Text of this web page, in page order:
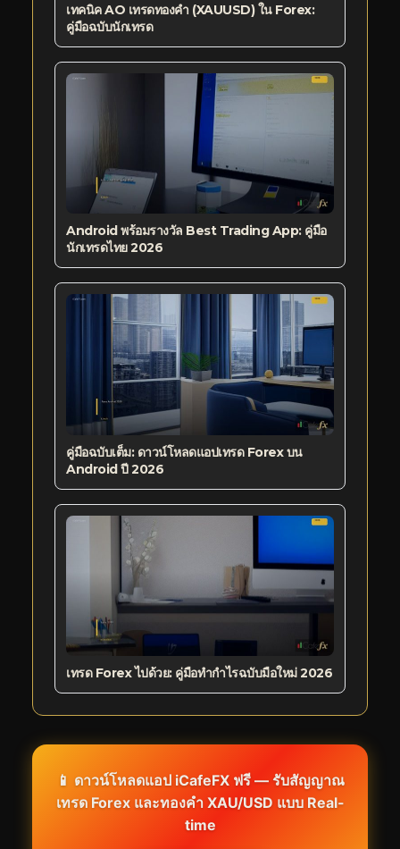
เทคนิค AO เทรดทองคำ (XAUUSD) ใน Forex:
คู่มือฉบับนักเทรด
Android พร้อมรางวัล Best Trading App: คู่มือ
นักเทรดไทย 2026
คู่มือฉบับเต็ม: ดาวน์โหลดแอปเทรด Forex บน
Android ปี 2026
เทรด Forex ไปด้วย: คู่มือทำกำไรฉบับมือใหม่ 2026
📱 ดาวน์โหลดแอป iCafeFX ฟรี — รับสัญญาณ
เทรด Forex และทองคำ XAU/USD แบบ Real-
time